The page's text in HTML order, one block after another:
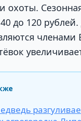
охоты.
до 120
членами